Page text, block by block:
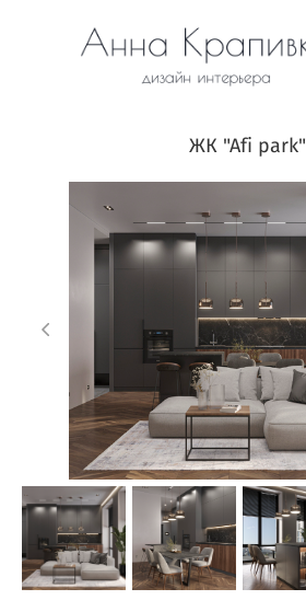
ЖК "Afi park"